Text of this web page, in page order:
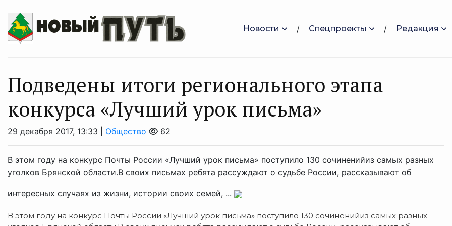
Новости Спецпроекты Редакция
Подведены итоги регионального этапа
конкурса «Лучший урок письма»
29 декабря 2017, 13:33 | Общество 62
В этом году на конкурс Почты России «Лучший урок письма» поступило 130 сочиненийиз самых разных
уголков Брянской области.В своих письмах ребята рассуждают о судьбе России, рассказывают об
интересных случаях из жизни, истории своих семей, ...
В этом году на конкурс Почты России «Лучший урок письма» поступило 130 сочиненийиз самых разных